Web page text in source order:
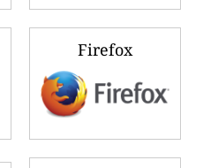
Firefox